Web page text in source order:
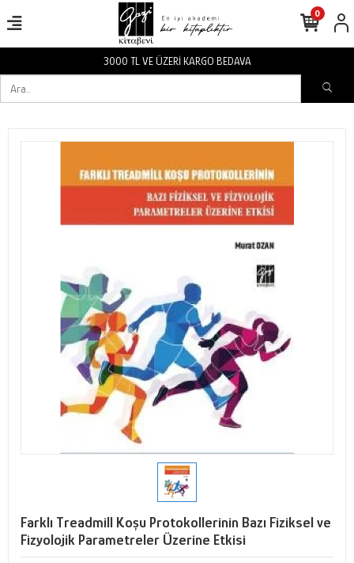
3000 TL VE ÜZERİ KARGO BEDAVA
0
Farklı Treadmill Koşu Protokollerinin Bazı Fiziksel ve
Fizyolojik Parametreler Üzerine Etkisi